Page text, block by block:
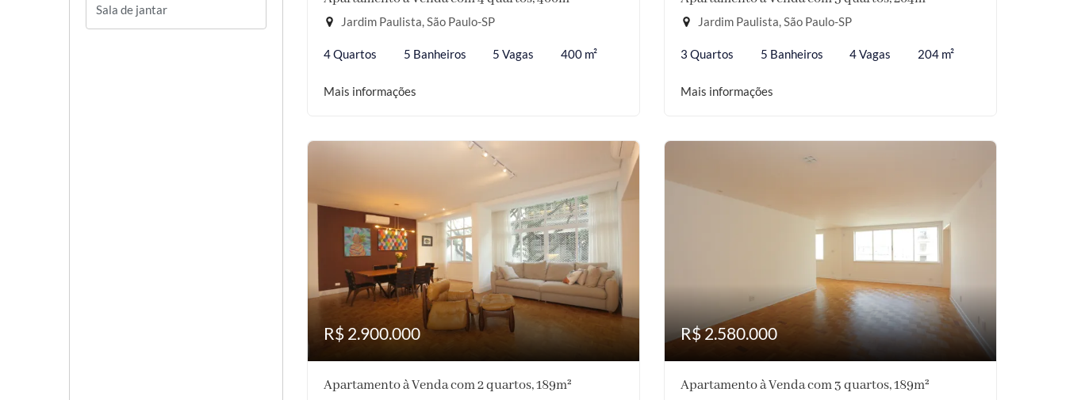
Jardim Paulista, São Paulo-SP
4 Quartos 5 Banheiros 5 Vagas 400 m²
Mais informações
Jardim Paulista, São Paulo-SP
3 Quartos 5 Banheiros 4 Vagas 204 m²
Mais informações
R$ 2.900.000
Apartamento à Venda com 2 quartos, 189m²
R$ 2.580.000
Apartamento à Venda com 3 quartos, 189m²